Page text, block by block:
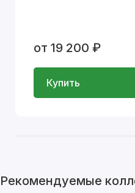
от 19 200 ₽
Купить
Рекомендуемые